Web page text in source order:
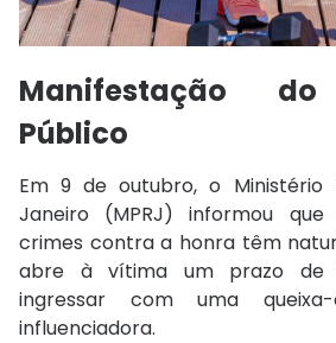
Manifestação do
Público
Em 9 de outubro, o Ministério
Janeiro (MPRJ) informou
crimes contra a honra têm
abre à vítima um prazo de
ingressar com uma
influenciadora.